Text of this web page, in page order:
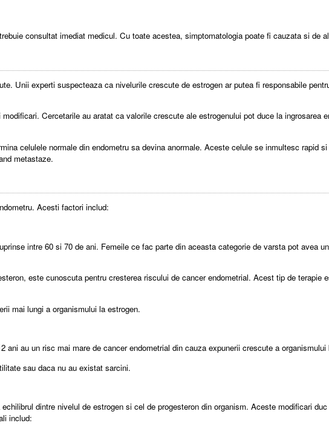
consultat imediat medicul. Cu toate acestea, simptomatologia poate fi cauzata si de
Unii experti suspecteaza ca nivelurile crescute de estrogen ar putea fi responsabile
Cercetarile au aratat ca valorile crescute ale estrogenului pot duce la ingrosarea
celulele normale din endometru sa devina anormale. Aceste celule se inmultesc rapid
metastaze.
Acesti factori includ:
intre 60 si 70 de ani. Femeile ce fac parte din aceasta categorie de varsta pot avea
este cunoscuta pentru cresterea riscului de cancer endometrial. Acest tip de terapie
mai lungi a organismului la estrogen.
ani au un risc mai mare de cancer endometrial din cauza expunerii crescute a
sau daca nu au existat sarcini.
dintre nivelul de estrogen si cel de progesteron din organism. Aceste modificari
includ: